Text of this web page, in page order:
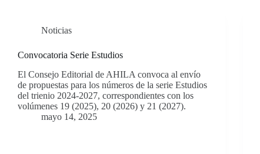
Noticias
Convocatoria Serie Estudios
El Consejo Editorial de AHILA convoca al envío
de propuestas para los números de la serie Estudios
del trienio 2024-2027, correspondientes con los
volúmenes 19 (2025), 20 (2026) y 21 (2027).
mayo 14, 2025